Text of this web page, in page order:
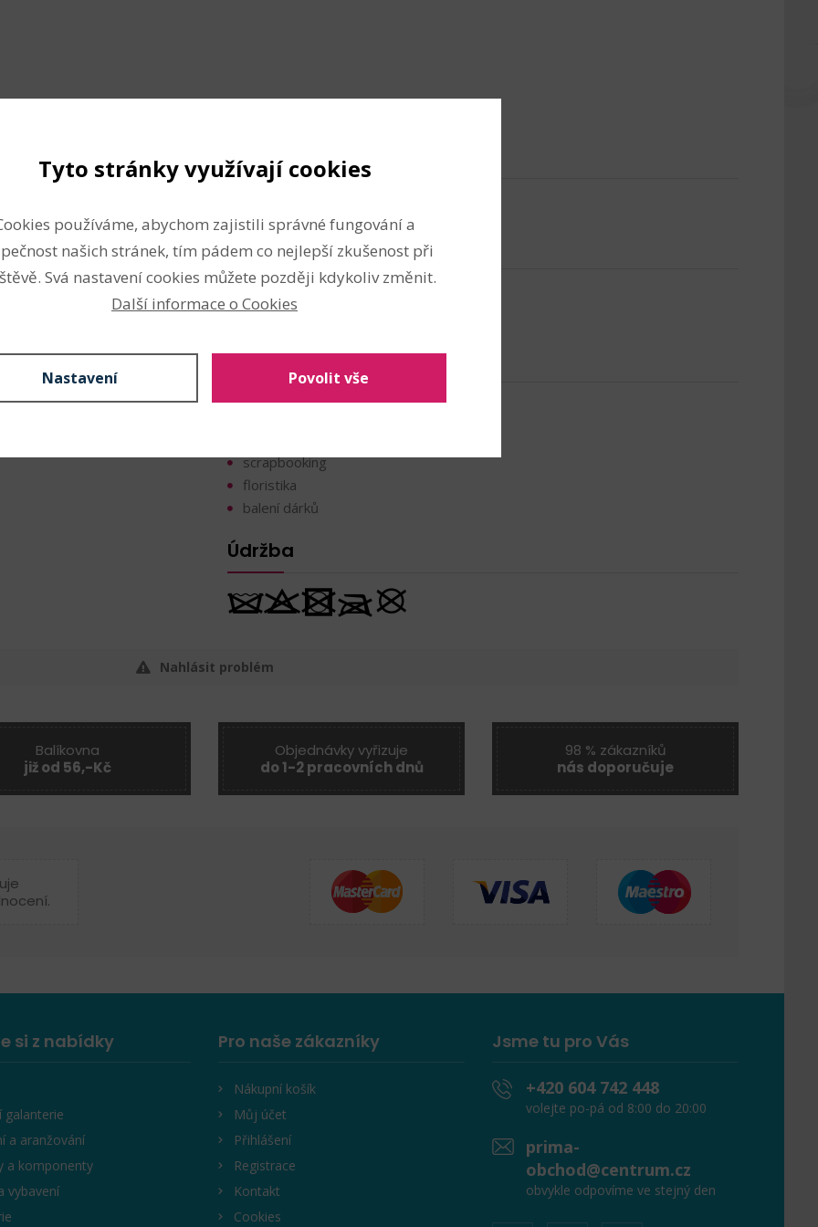
velice poutavá. Potisk je
Můžete ji také
Vkusně s ní zabalíte
v technice scrapbooking.
Složení
Vlastnosti
Šíře:
15 mm
Dekorační
Techniky
scrapbooking
floristika
balení dárků
Údržba
Nahlásit problém
Balíkovna
již od 56,-Kč
Objednávky vyřizuje
do 1-2 pracovních dnů
98 % zákazníků
nás doporučuje
si z nabídky
galanterie
a aranžování
a komponenty
vybavení
Pro naše zákazníky
Nákupní košík
Můj účet
Přihlášení
Registrace
Kontakt
Cookies
Jsme tu pro Vás
+420 604 742 448
volejte po-pá od 8:00 do 20:00
prima-
obchod@centrum.cz
obvykle odpovíme ve stejný den
Tyto stránky využívají cookies
používáme, abychom zajistili správné fungování a
našich stránek, tím pádem co nejlepší zkušenost při
Svá nastavení cookies můžete později kdykoliv změnit.
Další informace o Cookies
Nastavení Povolit vše